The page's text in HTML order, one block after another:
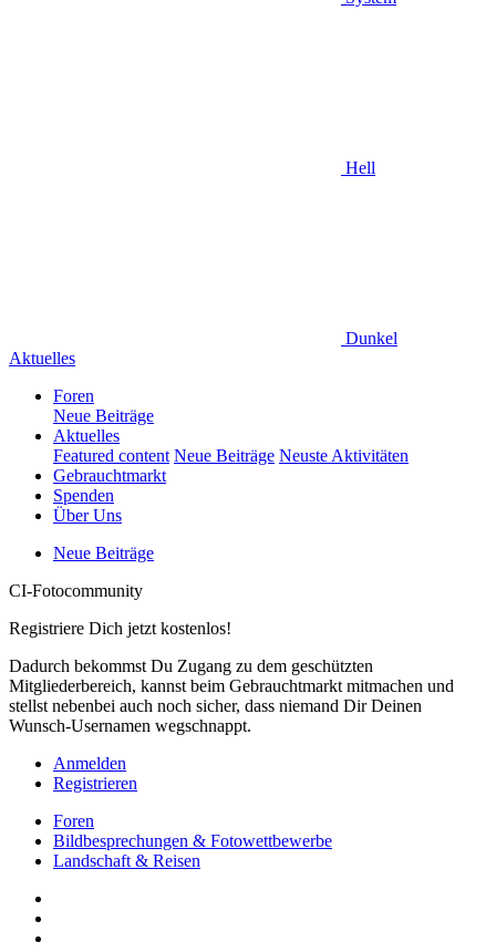
Hell
Dunkel
Aktuelles
Foren
Neue Beiträge
Aktuelles
Featured content Neue Beiträge Neuste Aktivitäten
Gebrauchtmarkt
Spenden
Über Uns
Neue Beiträge
CI-Fotocommunity
Registriere Dich jetzt kostenlos!
Dadurch bekommst Du Zugang zu dem geschützten
Mitgliederbereich, kannst beim Gebrauchtmarkt mitmachen und
stellst nebenbei auch noch sicher, dass niemand Dir Deinen
Wunsch-Usernamen wegschnappt.
Anmelden
Registrieren
Foren
Bildbesprechungen & Fotowettbewerbe
Landschaft & Reisen